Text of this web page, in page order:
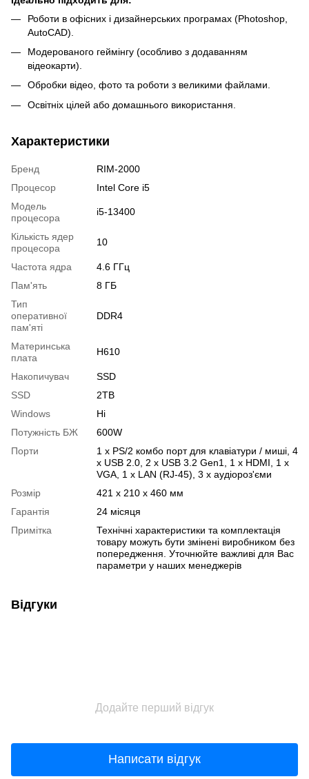
Роботи в офісних і дизайнерських програмах (Photoshop,
AutoCAD).
Модерованого геймінгу (особливо з додаванням
відеокарти).
Обробки відео, фото та роботи з великими файлами.
Освітніх цілей або домашнього використання.
Характеристики
Бренд
RIM-2000
Процесор
Intel Core i5
Модель
процесора
i5-13400
Кількість ядер
процесора
10
Частота ядра
4.6 ГГц
Пам'ять
8 ГБ
Тип
оперативної
пам'яті
DDR4
Материнська
плата
H610
Накопичувач
SSD
SSD
2TB
Windows
Ні
Потужність БЖ
600W
Порти
1 x PS/2 комбо порт для клавіатури / миші, 4
x USB 2.0, 2 x USB 3.2 Gen1, 1 x HDMI, 1 х
VGA, 1 x LAN (RJ-45), 3 х аудіороз'єми
Розмір
421 x 210 x 460 мм
Гарантія
24 місяця
Примітка
Технічні характеристики та комплектація
товару можуть бути змінені виробником без
попередження. Уточнюйте важливі для Вас
параметри у наших менеджерів
Відгуки
Додайте перший відгук
Написати відгук